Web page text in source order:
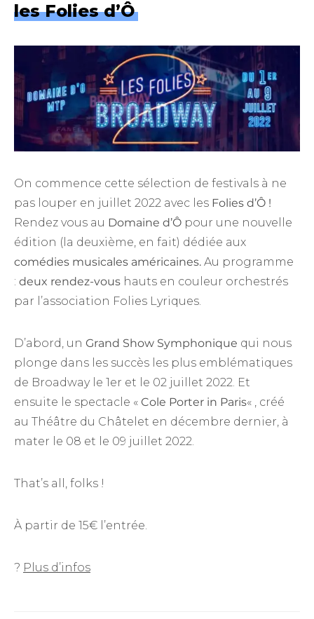
les Folies d’Ô
On commence cette sélection de festivals à ne
pas louper en juillet 2022 avec les Folies d’Ô !
Rendez vous au Domaine d’Ô pour une nouvelle
édition (la deuxième, en fait) dédiée aux
comédies musicales américaines. Au programme
: deux rendez-vous hauts en couleur orchestrés
par l’association Folies Lyriques.
D’abord, un Grand Show Symphonique qui nous
plonge dans les succès les plus emblématiques
de Broadway le 1er et le 02 juillet 2022. Et
ensuite le spectacle « Cole Porter in Paris« , créé
au Théâtre du Châtelet en décembre dernier, à
mater le 08 et le 09 juillet 2022.
That’s all, folks !
À partir de 15€ l’entrée.
? Plus d’infos